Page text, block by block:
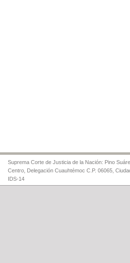
Suprema Corte de Justicia de la Nación: Pino
Centro, Delegación Cuauhtémoc C.P. 06065,
IDS-14